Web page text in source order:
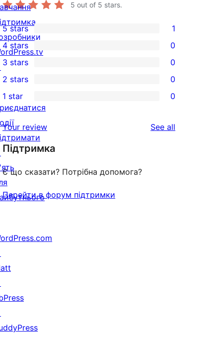
5 out of 5 stars.
1
5-
star
review
5 stars 1
0
4-
star
reviews
4 stars 0
0
3-
star
reviews
3 stars 0
2-
reviews
2 stars 0
star
reviews
1 star 0
Your review See all
Підтримка
Є що сказати? Потрібна допомога?
Перейти в форум підтримки